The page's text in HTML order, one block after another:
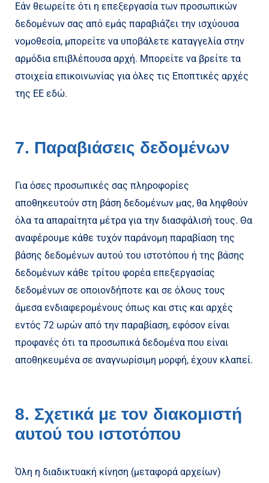
Εάν θεωρείτε ότι η επεξεργασία των προσωπικών
δεδομένων σας από εμάς παραβιάζει την ισχύουσα
νομοθεσία, μπορείτε να υποβάλετε καταγγελία στην
αρμόδια επιβλέπουσα αρχή. Μπορείτε να βρείτε τα
στοιχεία επικοινωνίας για όλες τις Εποπτικές αρχές
της ΕΕ εδώ.
7. Παραβιάσεις δεδομένων
Για όσες προσωπικές σας πληροφορίες
αποθηκευτούν στη βάση δεδομένων μας, θα ληφθούν
όλα τα απαραίτητα μέτρα για την διασφάλισή τους. Θα
αναφέρουμε κάθε τυχόν παράνομη παραβίαση της
βάσης δεδομένων αυτού του ιστοτόπου ή της βάσης
δεδομένων κάθε τρίτου φορέα επεξεργασίας
δεδομένων σε οποιονδήποτε και σε όλους τους
άμεσα ενδιαφερομένους όπως και στις και αρχές
εντός 72 ωρών από την παραβίαση, εφόσον είναι
προφανές ότι τα προσωπικά δεδομένα που είναι
αποθηκευμένα σε αναγνωρίσιμη μορφή, έχουν κλαπεί.
8. Σχετικά με τον διακομιστή
αυτού του ιστοτόπου
Όλη η διαδικτυακή κίνηση (μεταφορά αρχείων)